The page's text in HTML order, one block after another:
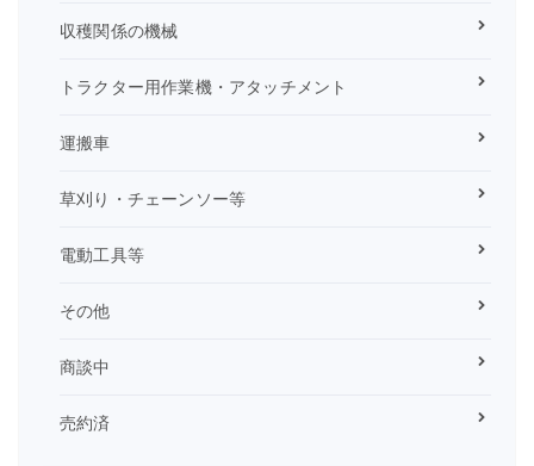
収穫関係の機械
トラクター用作業機・アタッチメント
運搬車
草刈り・チェーンソー等
電動工具等
その他
商談中
売約済